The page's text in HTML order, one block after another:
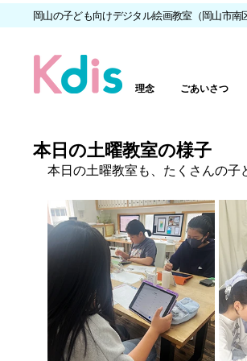
岡山の子ども向けデジタル絵画教室（岡山市南
理念 ごあいさつ
本日の土曜教室の様子
本日の土曜教室も、たくさんの